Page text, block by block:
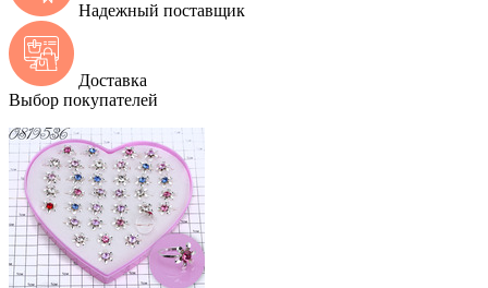
Надежный поставщик
Доставка
Выбор покупателей